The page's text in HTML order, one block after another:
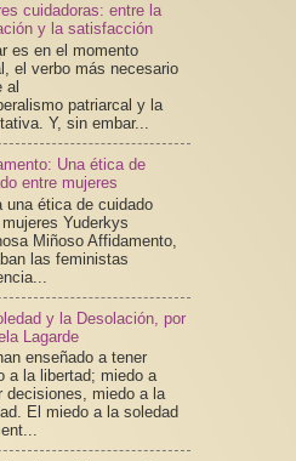
cuidadoras: entre la
y la satisfacción
es en el momento
el verbo más necesario
al
patriarcal y la
Y, sin embar...
Una ética de
entre mujeres
una ética de cuidado
Yuderkys
Miñoso Affidamento,
las feministas
y la Desolación, por
Lagarde
enseñado a tener
a la libertad; miedo a
decisiones, miedo a la
El miedo a la soledad